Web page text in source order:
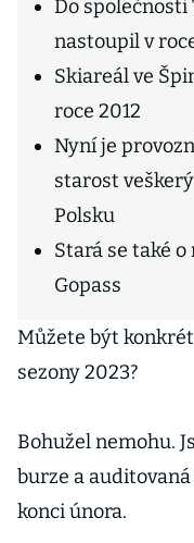
Do
nastoupil v
Skiareál ve
roce 2012
Nyní je
starost
Polsku
Stará se také
Gopass
Můžete být
sezony 2023?
Bohužel nemohu.
burze a
konci února.